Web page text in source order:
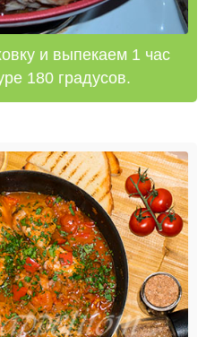
и выпекаем 1 час
180 градусов.